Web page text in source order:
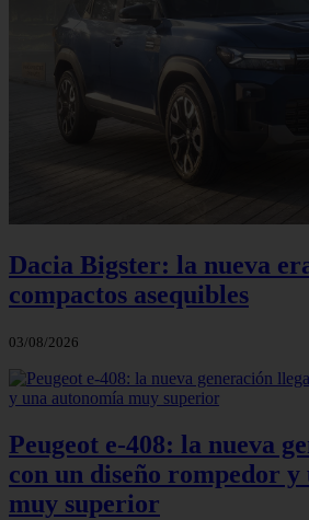
Dacia Bigster: la nueva
compactos asequibles
03/08/2026
Peugeot e-408: la nueva
con un diseño rompedor
muy superior